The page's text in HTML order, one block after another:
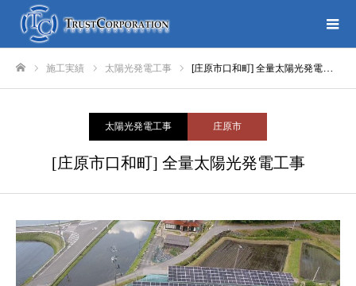
施工実績 太陽光発電工事 [庄原市口和町] 全量太陽光発電工事
太陽光発電工事 庄原市
[庄原市口和町] 全量太陽光発電工事